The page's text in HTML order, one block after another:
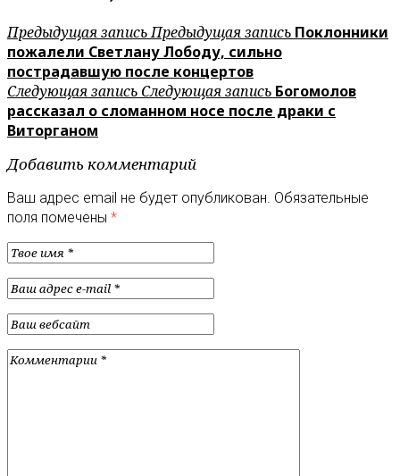
Предыдущая записьПредыдущая запись Поклонники
пожалели Светлану Лободу, сильно
пострадавшую после концертов
Следующая запись Следующая запись Богомолов
рассказал о сломанном носе после драки с
Виторганом
Добавить комментарий
Ваш адрес email не будет опубликован. Обязательные
поля помечены *